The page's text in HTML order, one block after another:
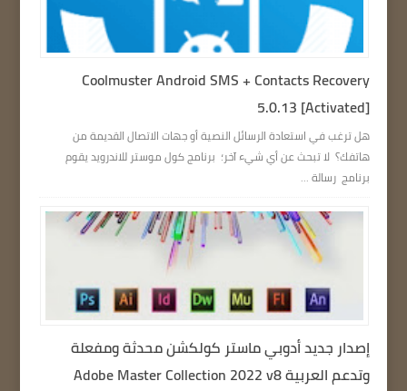
Coolmuster Android SMS + Contacts Recovery
5.0.13 [Activated]
هل ترغب في استعادة الرسائل النصية أو جهات الاتصال القديمة من
هاتفك؟ لا تبحث عن أي شيء آخر؛ برنامج كول موستر للاندرويد يقوم
برنامج رسالة ...
إصدار جديد أدوبي ماستر كولكشن محدثة ومفعلة
وتدعم العربية Adobe Master Collection 2022 v8